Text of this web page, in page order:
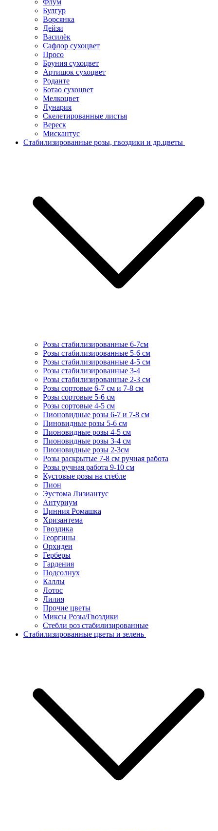
Булгур
Ворсянка
Дейзи
Василёк
Сафлор сухоцвет
Просо
Бруния сухоцвет
Артишок сухоцвет
Роданте
Ботао сухоцвет
Мелкоцвет
Лунария
Скелетированные листья
Вереск
Мискантус
Стабилизированные розы, гвоздики и др.цветы
Розы стабилизированные 6-7см
Розы стабилизированные 5-6 см
Розы стабилизированные 4-5 см
Розы стабилизированные 3-4
Розы стабилизированные 2-3 см
Розы сортовые 6-7 см и 7-8 см
Розы сортовые 5-6 см
Розы сортовые 4-5 см
Пионовидные розы 6-7 и 7-8 см
Пиновидные розы 5-6 см
Пионовидные розы 4-5 см
Пионовидные розы 3-4 см
Пионовидные розы 2-3см
Розы раскрытые 7-8 см ручная работа
Розы ручная работа 9-10 см
Кустовые розы на стебле
Пион
Эустома Лизиантус
Антуриум
Цинния Ромашка
Хризантема
Гвоздика
Георгины
Орхидеи
Герберы
Гардения
Подсолнух
Каллы
Лотос
Лилия
Прочие цветы
Миксы Розы/Гвоздики
Стебли роз стабилизированные
Стабилизированные цветы и зелень